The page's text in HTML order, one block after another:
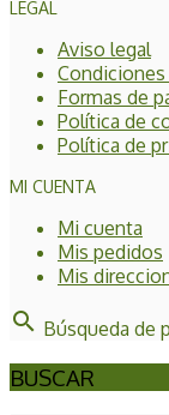
LEGAL
Aviso legal
Formas de
Política de
Política de
MI CUENTA
Mi cuenta
Mis pedidos
Mis
search Búsqueda de
BUSCAR